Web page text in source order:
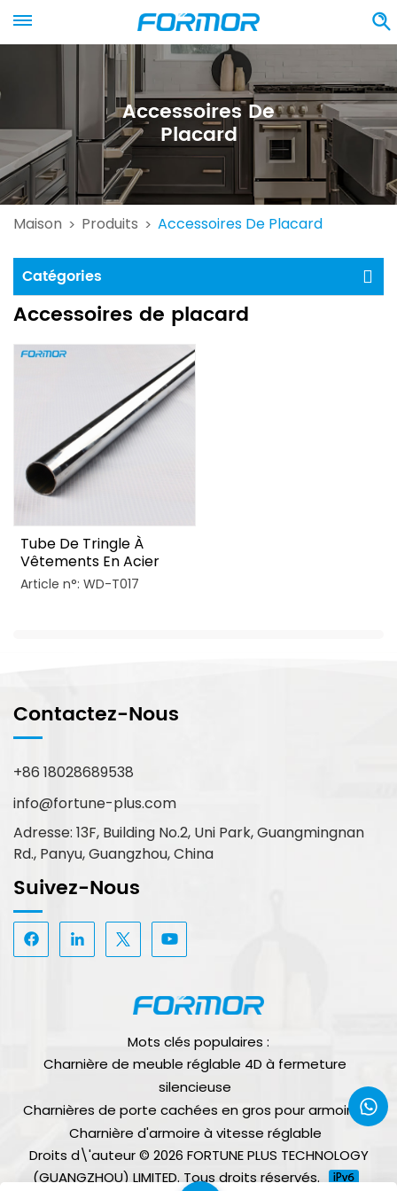
Accessoires De
Placard
Maison > Produits > Accessoires De Placard
Catégories
Accessoires de placard
Tube De Tringle À
Vêtements En Acier
Laminé À Froid Pour
Article n°: WD-T017
Contactez-Nous
+86 18028689538
info@fortune-plus.com
Adresse: 13F, Building No.2, Uni Park, Guangmingnan
Rd., Panyu, Guangzhou, China
Suivez-Nous
Mots clés populaires :
Charnière de meuble réglable 4D à fermeture
silencieuse
Charnières de porte cachées en gros pour armoires
Charnière d'armoire à vitesse réglable
Droits d\'auteur © 2026 FORTUNE PLUS TECHNOLOGY
(GUANGZHOU) LIMITED. Tous droits réservés.